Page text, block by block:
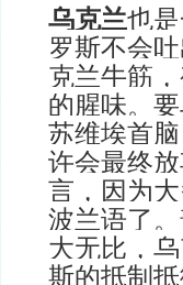
乌克兰也
罗斯不会
克兰牛筋
的腥味。
苏维埃首
许会最终
言，因为
波兰语了
大无比，
斯的抵制